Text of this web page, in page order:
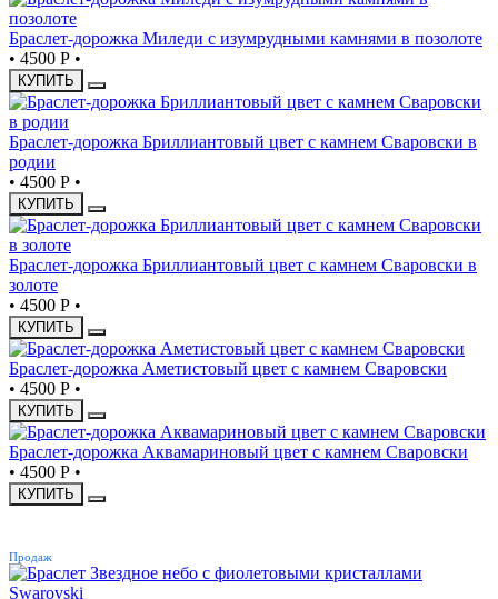
Браслет-дорожка Миледи с изумрудными камнями в позолоте
• 4500 Р •
КУПИТЬ
Браслет-дорожка Бриллиантовый цвет с камнем Сваровски в
родии
• 4500 Р •
КУПИТЬ
Браслет-дорожка Бриллиантовый цвет с камнем Сваровски в
золоте
• 4500 Р •
КУПИТЬ
Браслет-дорожка Аметистовый цвет с камнем Сваровски
• 4500 Р •
КУПИТЬ
Браслет-дорожка Аквамариновый цвет с камнем Сваровски
• 4500 Р •
КУПИТЬ
Продаж